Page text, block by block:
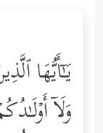
یَـٰۤأَیُّهَا
وَلَاۤ